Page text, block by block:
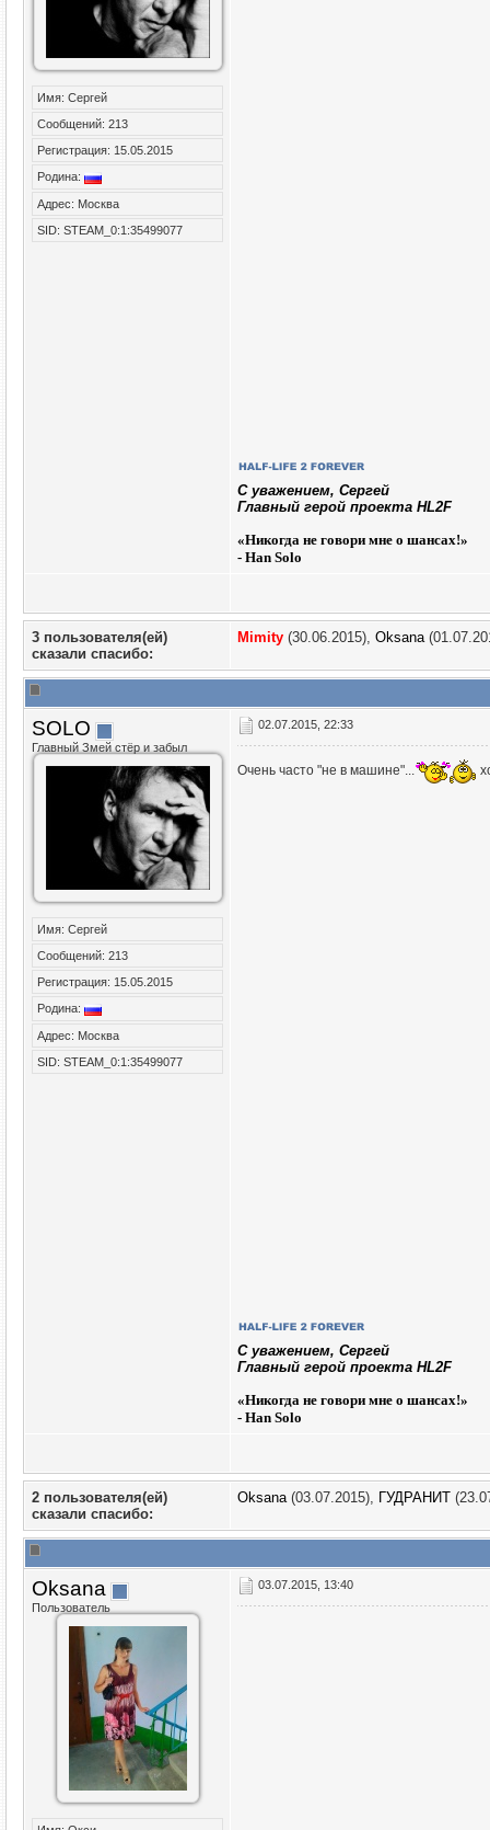
Имя: Сергей
Сообщений: 213
Регистрация: 15.05.2015
Родина:
Адрес: Москва
SID: STEAM_0:1:35499077
C уважением, Сергей
Главный герой проекта HL2F
«Никогда не говори мне о шансах!»
- Han Solo
3 пользователя(ей)
сказали cпасибо:
Mimity (30.06.2015), Oksana
SOLO
Главный Змей стёр и забыл
Имя: Сергей
Сообщений: 213
Регистрация: 15.05.2015
Родина:
Адрес: Москва
SID: STEAM_0:1:35499077
02.07.2015, 22:33
Очень часто "не в машине"...
C уважением, Сергей
Главный герой проекта HL2F
«Никогда не говори мне о шансах!»
- Han Solo
2 пользователя(ей)
сказали cпасибо:
Oksana(03.07.2015), ГУДРАНИТ
Oksana
Пользователь
03.07.2015, 13:40